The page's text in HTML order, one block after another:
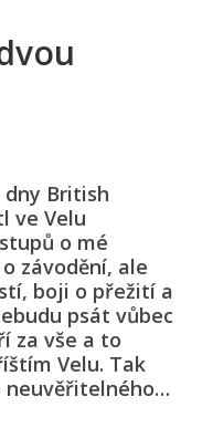
dny British
ve Velu
o mé
závodění, ale
boji o přežití a
psát vůbec
za vše a to
Velu. Tak
neuvěřitelného…